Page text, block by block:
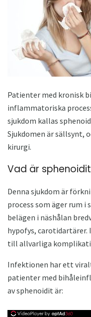
Patienter med kronisk
inflammatoriska
sjukdom kallas
Sjukdomen är sällsynt,
kirurgi.
Vad är
Denna sjukdom är
process som äger rum i
belägen i näshålan
hypofys, carotidartärer.
till allvarliga
Infektionen har ett
patienter med
av sphenoidit är: